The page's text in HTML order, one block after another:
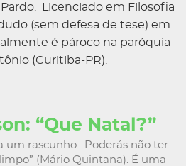
Licenciado em Filosofia
(sem defesa de tese) em
é pároco na paróquia
(Curitiba-PR).
“Que Natal?”
um rascunho. Poderás não ter
(Mário Quintana). É uma